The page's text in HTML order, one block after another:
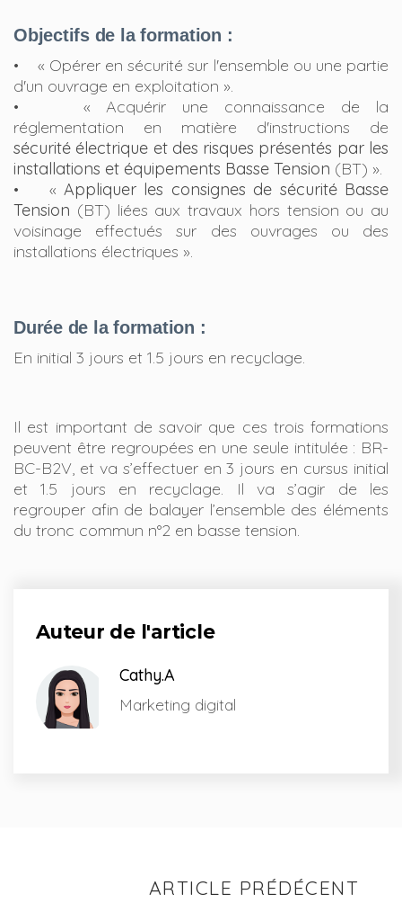
Objectifs de la formation :
• « Opérer en sécurité sur l'ensemble ou une partie
d'un ouvrage en exploitation ».
• « Acquérir une connaissance de la
réglementation en matière d'instructions de
sécurité électrique et des risques présentés par les
installations et équipements Basse Tension (BT) ».
• « Appliquer les consignes de sécurité Basse
Tension (BT) liées aux travaux hors tension ou au
voisinage effectués sur des ouvrages ou des
installations électriques ».
Durée de la formation :
En initial 3 jours et 1.5 jours en recyclage.
Il est important de savoir que ces trois formations
peuvent être regroupées en une seule intitulée : BR-
BC-B2V, et va s’effectuer en 3 jours en cursus initial
et 1.5 jours en recyclage. Il va s’agir de les
regrouper afin de balayer l’ensemble des éléments
du tronc commun n°2 en basse tension.
Auteur de l'article
Cathy.A
Marketing digital
ARTICLE PRÉDÉCENT